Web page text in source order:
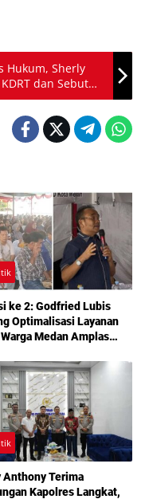
Hukum, Sherly
dan Sebut
ke 2: Godfried Lubis
Optimalisasi Layanan
Medan Amplas
Gratis Bermodal KTP
Anthony Terima
Kapolres Langkat,